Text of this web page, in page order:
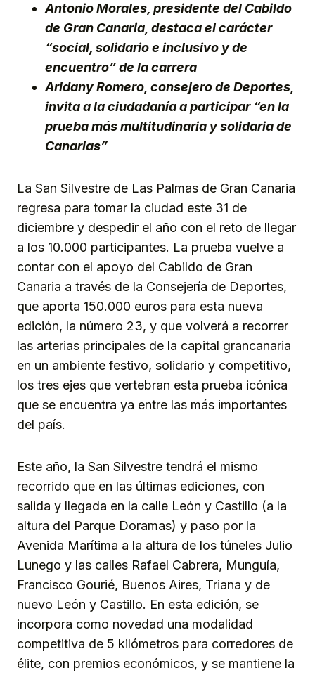
Antonio Morales, presidente del Cabildo
de Gran Canaria, destaca el carácter
“social, solidario e inclusivo y de
encuentro” de la carrera
Aridany Romero, consejero de Deportes,
invita a la ciudadanía a participar “en la
prueba más multitudinaria y solidaria de
Canarias”
La San Silvestre de Las Palmas de Gran Canaria
regresa para tomar la ciudad este 31 de
diciembre y despedir el año con el reto de llegar
a los 10.000 participantes. La prueba vuelve a
contar con el apoyo del Cabildo de Gran
Canaria a través de la Consejería de Deportes,
que aporta 150.000 euros para esta nueva
edición, la número 23, y que volverá a recorrer
las arterias principales de la capital grancanaria
en un ambiente festivo, solidario y competitivo,
los tres ejes que vertebran esta prueba icónica
que se encuentra ya entre las más importantes
del país.
Este año, la San Silvestre tendrá el mismo
recorrido que en las últimas ediciones, con
salida y llegada en la calle León y Castillo (a la
altura del Parque Doramas) y paso por la
Avenida Marítima a la altura de los túneles Julio
Lunego y las calles Rafael Cabrera, Munguía,
Francisco Gourié, Buenos Aires, Triana y de
nuevo León y Castillo. En esta edición, se
incorpora como novedad una modalidad
competitiva de 5 kilómetros para corredores de
élite, con premios económicos, y se mantiene la